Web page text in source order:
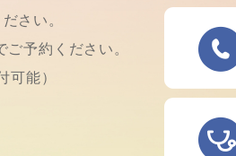
さい。
予約ください。
可能）